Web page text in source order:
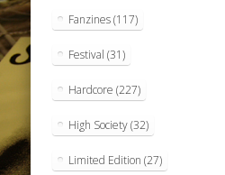
Fanzines(117)
Festival (31)
Hardcore (227)
High Society(32)
Limited Edition (27)